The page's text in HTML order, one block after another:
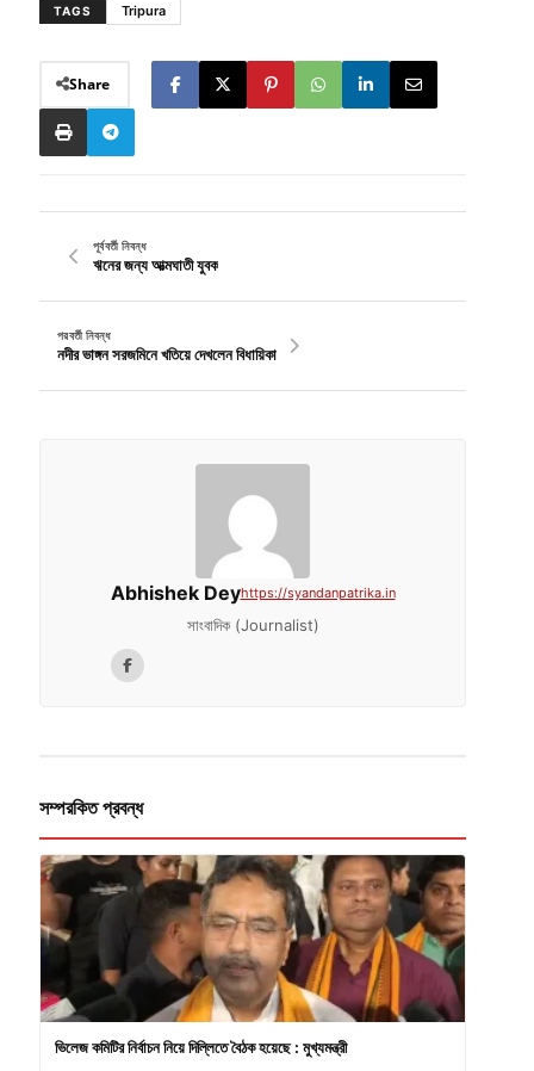
TAGS Tripura
Share
পূর্ববর্তী নিবন্ধ
ঋনের জন্য আত্মঘাতী যুবক
পরবর্তী নিবন্ধ
নদীর ভাঙ্গন সরজমিনে খতিয়ে দেখলেন বিধায়িকা
Abhishek Deyhttps://syandanpatrika.in
সাংবাদিক (Journalist)
সম্পরকিত প্রবন্ধ
ভিলেজ কমিটির নির্বাচন নিয়ে দিল্লিতে বৈঠক হয়েছে : মুখ্যমন্ত্রী